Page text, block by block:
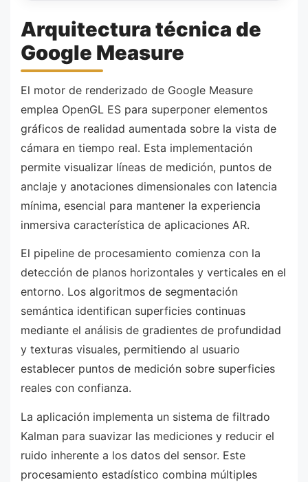
Arquitectura técnica de
Google Measure
El motor de renderizado de Google Measure
emplea OpenGL ES para superponer elementos
gráficos de realidad aumentada sobre la vista de
cámara en tiempo real. Esta implementación
permite visualizar líneas de medición, puntos de
anclaje y anotaciones dimensionales con latencia
mínima, esencial para mantener la experiencia
inmersiva característica de aplicaciones AR.
El pipeline de procesamiento comienza con la
detección de planos horizontales y verticales en el
entorno. Los algoritmos de segmentación
semántica identifican superficies continuas
mediante el análisis de gradientes de profundidad
y texturas visuales, permitiendo al usuario
establecer puntos de medición sobre superficies
reales con confianza.
La aplicación implementa un sistema de filtrado
Kalman para suavizar las mediciones y reducir el
ruido inherente a los datos del sensor. Este
procesamiento estadístico combina múltiples